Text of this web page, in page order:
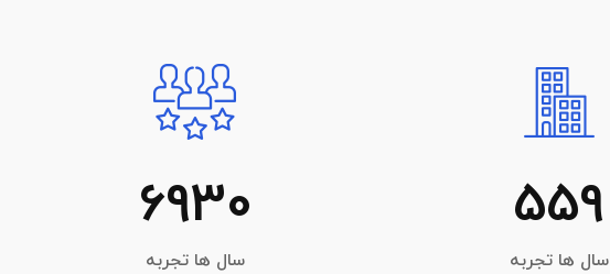
559
سال ها تجربه
6930
سال ها تجربه